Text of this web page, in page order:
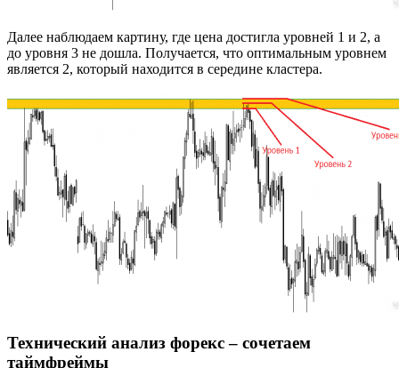
Далее наблюдаем картину, где цена достигла уровней 1 и 2, а
до уровня 3 не дошла. Получается, что оптимальным уровнем
является 2, который находится в середине кластера.
Технический анализ форекс – сочетаем
таймфреймы